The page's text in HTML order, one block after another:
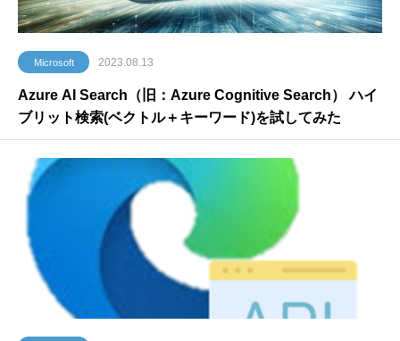
Microsoft 2023.08.13
Azure AI Search（旧：Azure Cognitive Search） ハイ
ブリット検索(ベクトル＋キーワード)を試してみた